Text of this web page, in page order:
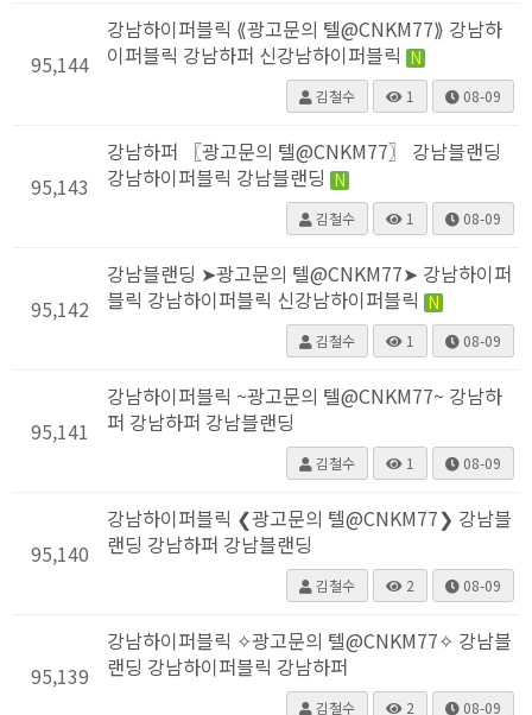
95,144
강남하이퍼블릭 ⟪광고문의 텔@CNKM77⟫ 강남하
이퍼블릭 강남하퍼 신강남하이퍼블릭 N
김철수 1 08-09
95,143
강남하퍼 〖광고문의 텔@CNKM77〗 강남블랜딩
강남하이퍼블릭 강남블랜딩 N
김철수 1 08-09
95,142
강남블랜딩 ➤광고문의 텔@CNKM77➤ 강남하이퍼
블릭 강남하이퍼블릭 신강남하이퍼블릭 N
김철수 1 08-09
95,141
강남하이퍼블릭 ~광고문의 텔@CNKM77~ 강남하
퍼 강남하퍼 강남블랜딩
김철수 1 08-09
95,140
강남하이퍼블릭 ❮광고문의 텔@CNKM77❯ 강남블
랜딩 강남하퍼 강남블랜딩
김철수 2 08-09
95,139
강남하이퍼블릭 ✧광고문의 텔@CNKM77✧ 강남블
랜딩 강남하이퍼블릭 강남하퍼
김철수 2 08-09